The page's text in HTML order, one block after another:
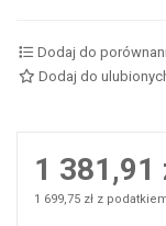
Dodaj do
Dodaj do
1 381,91
1 699,75 zł z